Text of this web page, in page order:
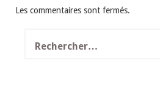
Les commentaires sont fermés.